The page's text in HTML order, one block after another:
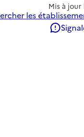
Mis à jour
les